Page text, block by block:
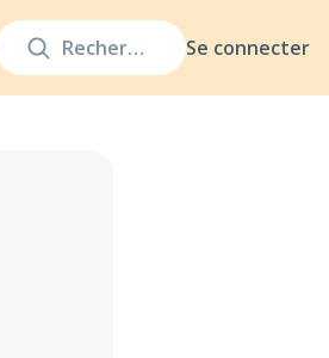
Se connecter